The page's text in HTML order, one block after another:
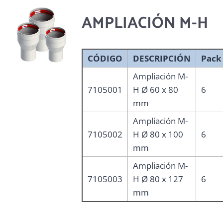
AMPLIACIÓN M-H
CÓDIGO DESCRIPCIÓN Pack
7105001
Ampliación M-
H Ø 60 x 80
mm
6
7105002
Ampliación M-
H Ø 80 x 100
mm
6
7105003
Ampliación M-
H Ø 80 x 127
mm
6